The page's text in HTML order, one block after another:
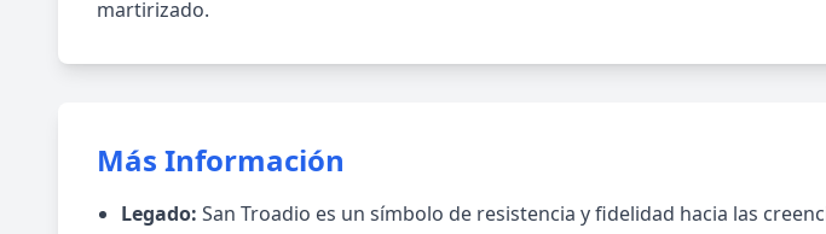
martirizado.
Más Información
Legado: San Troadio es un símbolo de resistencia y fidelidad hacia las